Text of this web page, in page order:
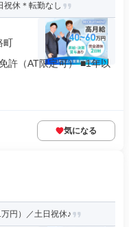
祝休＊転勤なし
町
許（AT限定可） ■1年以
気になる
円）／土日祝休♪